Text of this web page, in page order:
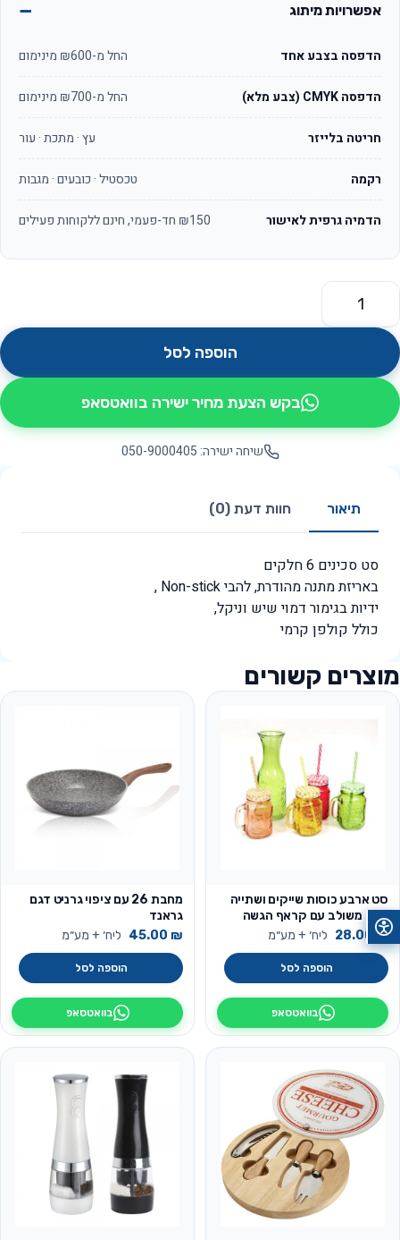
אפשרויות מיתוג
הדפסה בצבע אחד החל מ-₪600 מינימום
הדפסה CMYK (צבע מלא) החל מ-₪700 מינימום
חריטה בלייזר עץ · מתכת · עור
רקמה טכסטיל · כובעים · מגבות
הדמיה גרפית לאישור ₪150 חד-פעמי, חינם ללקוחות פעילים
כמות של סט סכינים 6 חלקים דגם פרונטו
הוספה לסל
בקש הצעת מחיר ישירה בוואטסאפ
שיחה ישירה: 050-9000405
תיאור חוות דעת (0)
סט סכינים 6 חלקים
באריזת מתנה מהודרת, להבי Non-stick ,
ידיות בגימור דמוי שיש וניקל,
כולל קולפן קרמי
מוצרים קשורים
סט ארבע כוסות שייקים ושתייה
קלה משולב עם קראף הגשה
28.00₪ ליח׳ + מע״מ
הוספה לסל
בוואטסאפ
מחבת 26 עם ציפוי גרניט דגם
גראנד
45.00 ₪ ליח׳ + מע״מ
הוספה לסל
בוואטסאפ